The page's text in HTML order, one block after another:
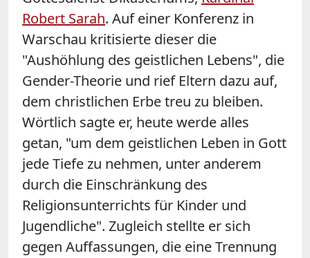
Robert Sarah. Auf einer Konferenz in
Warschau kritisierte dieser die
"Aushöhlung des geistlichen Lebens", die
Gender-Theorie und rief Eltern dazu auf,
dem christlichen Erbe treu zu bleiben.
Wörtlich sagte er, heute werde alles
getan, "um dem geistlichen Leben in Gott
jede Tiefe zu nehmen, unter anderem
durch die Einschränkung des
Religionsunterrichts für Kinder und
Jugendliche". Zugleich stellte er sich
gegen Auffassungen, die eine Trennung